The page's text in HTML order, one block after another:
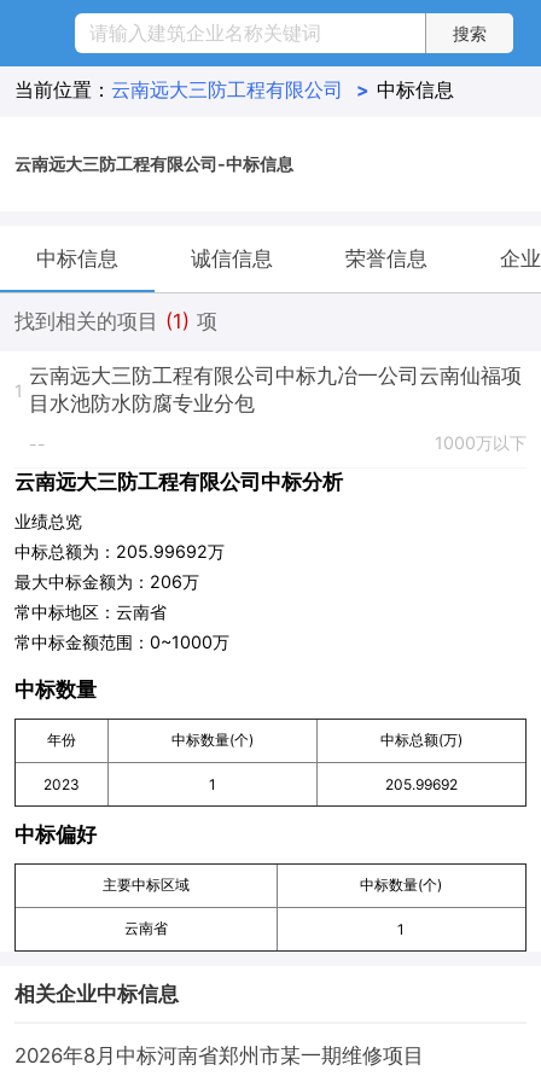
当前位置： 云南远大三防工程有限公司 > 中标信息
云南远大三防工程有限公司-中标信息
中标信息 诚信信息 荣誉信息 企
找到相关的项目 (1) 项
1
云南远大三防工程有限公司中标九冶一公司云南仙福项
目水池防水防腐专业分包
-- 1000万以下
云南远大三防工程有限公司中标分析
业绩总览
中标总额为：205.99692万
最大中标金额为：206万
常中标地区：云南省
常中标金额范围：0~1000万
中标数量
年份 中标数量(个) 中标总额(万)
2023 1 205.99692
中标偏好
主要中标区域 中标数量(个)
云南省 1
相关企业中标信息
2026年8月中标河南省郑州市某一期维修项目